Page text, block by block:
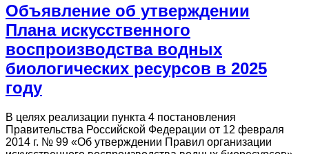
Объявление об утверждении
Плана искусственного
воспроизводства водных
биологических ресурсов в 2025
году
В целях реализации пункта 4 постановления
Правительства Российской Федерации от 12 февраля
2014 г. № 99 «Об утверждении Правил организации